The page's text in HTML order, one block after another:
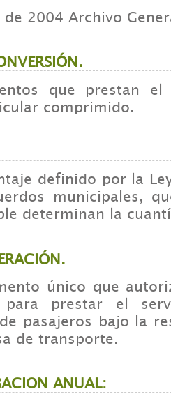
2004 Archivo
que prestan
comprimido.
definido por la
municipales,
determinan la
único que
para prestar el
pasajeros bajo la
de transporte.
ANUAL: